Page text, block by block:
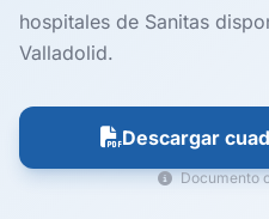
hospitales de Sanitas
Valladolid.
Descargar
Documento